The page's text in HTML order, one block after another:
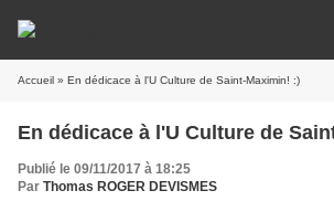
Accueil » En dédicace à l'U Culture de Saint-Maximin! :)
En dédicace à l'U Culture de
Publié le 09/11/2017 à 18:25
Par Thomas ROGER DEVISMES